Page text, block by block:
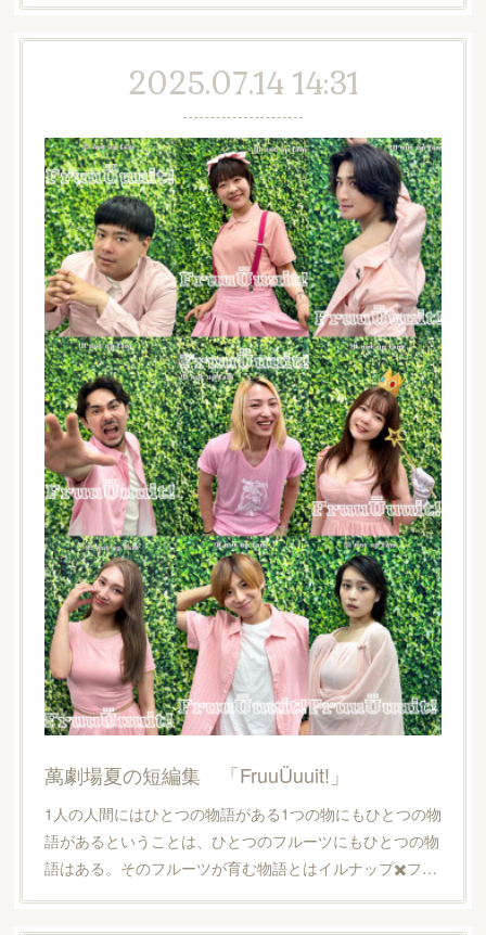
2025.07.14 14:31
萬劇場夏の短編集 「FruuÜuuit!」
1人の人間にはひとつの物語がある1つの物にもひとつの物
語があるということは、ひとつのフルーツにもひとつの物
語はある。そのフルーツが育む物語とはイルナップ✖️フ…